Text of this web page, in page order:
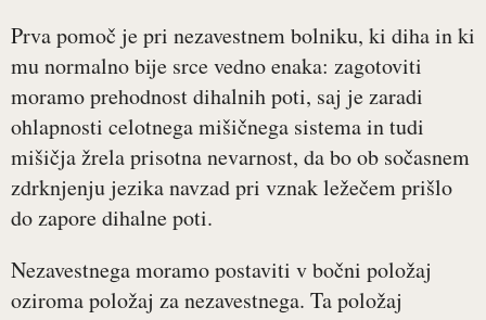
Prva pomoč je pri nezavestnem bolniku, ki diha in ki
mu normalno bije srce vedno enaka: zagotoviti
moramo prehodnost dihalnih poti, saj je zaradi
ohlapnosti celotnega mišičnega sistema in tudi
mišičja žrela prisotna nevarnost, da bo ob sočasnem
zdrknjenju jezika navzad pri vznak ležečem prišlo
do zapore dihalne poti.
Nezavestnega moramo postaviti v bočni položaj
oziroma položaj za nezavestnega. Ta položaj